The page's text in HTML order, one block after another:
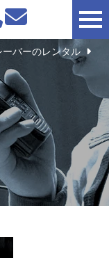
バーのレンタル